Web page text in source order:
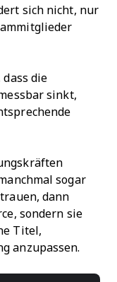
sich nicht, nur
die
sinkt,
sogar
dann
sondern sie
Titel,
anzupassen.